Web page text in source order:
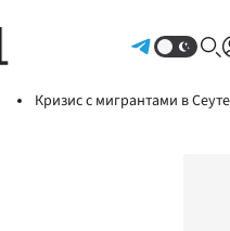
Кризис с мигрантами в Сеуте